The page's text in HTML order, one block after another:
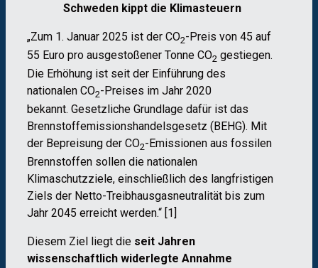
Schweden kippt die Klimasteuern
„Zum 1. Januar 2025 ist der CO2-Preis von 45 auf
55 Euro pro ausgestoßener Tonne CO2 gestiegen.
Die Erhöhung ist seit der Einführung des
nationalen CO2-Preises im Jahr 2020
bekannt. Gesetzliche Grundlage dafür ist das
Brennstoffemissionshandelsgesetz (BEHG). Mit
der Bepreisung der CO2-Emissionen aus fossilen
Brennstoffen sollen die nationalen
Klimaschutzziele, einschließlich des langfristigen
Ziels der Netto-Treibhausgasneutralität bis zum
Jahr 2045 erreicht werden.“ [1]
Diesem Ziel liegt die seit Jahren
wissenschaftlich widerlegte Annahme